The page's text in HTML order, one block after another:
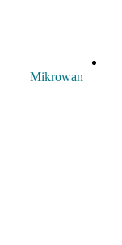
Mikrowan